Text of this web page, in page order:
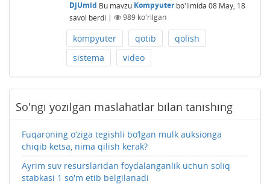
DjUmid Bu mavzu Kompyuterbo'limida 08 May, 18
savol berdi | 989ko'rilgan
kompyuter qotib
qolish
sistema
video
So'ngi yozilgan maslahatlar bilan tanishing
Fuqaroning o‘ziga tegishli bo‘lgan mulk auksionga
chiqib ketsa, nima qilish kerak?
Ayrim suv resurslaridan foydalanganlik uchun soliq
stabkasi 1 so'm etib belgilanadi